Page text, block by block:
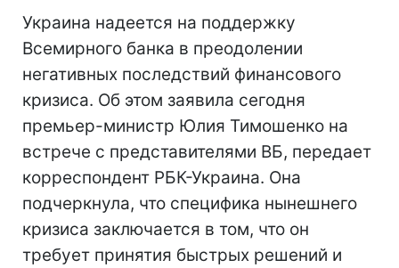
Украина надеется на поддержку
Всемирного банка в преодолении
негативных последствий финансового
кризиса. Об этом заявила сегодня
премьер-министр Юлия Тимошенко на
встрече с представителями ВБ, передает
корреспондент РБК-Украина. Она
подчеркнула, что специфика нынешнего
кризиса заключается в том, что он
требует принятия быстрых решений и